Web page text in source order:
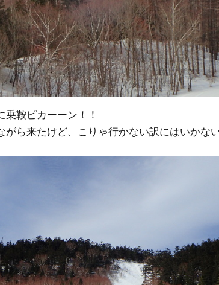
鞍ピカーーン！！
がら来たけど、こりゃ行かない訳にはいかな